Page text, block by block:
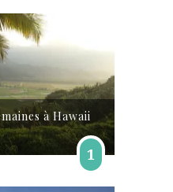
à Hawaii
1